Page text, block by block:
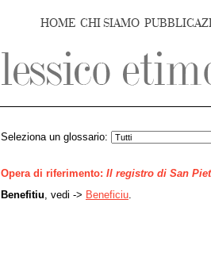
HOME CHI SIAMO
Seleziona un glossario:
Opera di riferimento: Il registro di San
Benefitiu , vedi -> Beneficiu